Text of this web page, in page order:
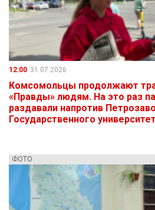
12:00 31.07.2026
Комсомольцы продолжают
«Правды» людям. На это раз
раздавали напротив
Государственного
ФОТО